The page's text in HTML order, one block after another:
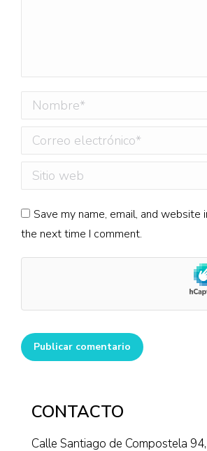
Nombre *
Correo electrónico *
Sitio web
Save my name, email, and website
the next time I comment.
Publicar comentario
CONTACTO
Calle Santiago de Compostela